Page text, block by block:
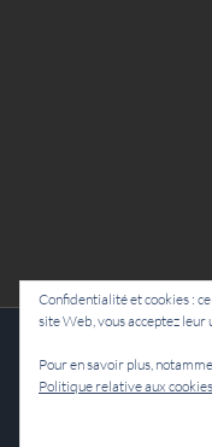
Confidentialité et cookies :
site Web, vous acceptez leur
Pour en savoir plus,
Politique relative aux cookies